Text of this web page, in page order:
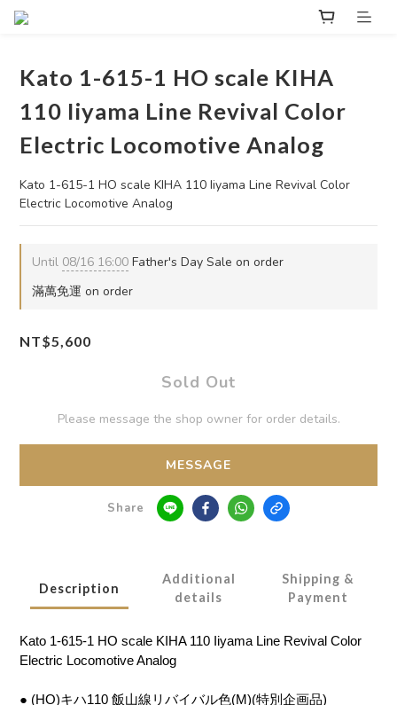
Kato 1-615-1 HO scale KIHA
110 Iiyama Line Revival Color
Electric Locomotive Analog
Kato 1-615-1 HO scale KIHA 110 Iiyama Line Revival Color
Electric Locomotive Analog
Until 08/16 16:00 Father's Day Sale on order
滿萬免運 on order
NT$5,600
Sold Out
Please message the shop owner for order details.
MESSAGE
Share
Description
Additional
details
Shipping &
Payment
Kato 1-615-1 HO scale KIHA 110 Iiyama Line Revival Color
Electric Locomotive Analog
● (HO)キハ110 飯山線リバイバル色(M)(特別企画品)